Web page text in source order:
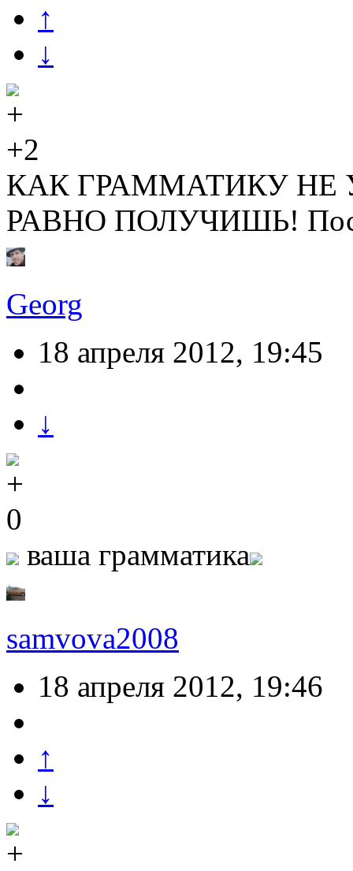
↑
↓
+2
КАК ГРАММАТИКУ НЕ
РАВНО ПОЛУЧИШЬ!
Georg
18 апреля 2012, 19:45
↓
0
ваша грамматика
samvova2008
18 апреля 2012, 19:46
↑
↓